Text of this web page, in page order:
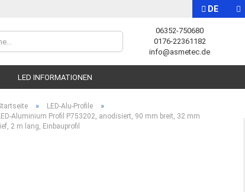
DE
Sprache auswählen
06352-750680
0176-22361182
info@asmetec.de
LED INFORMATIONEN
» LED-Alu-Profile »
Aluminium Profil P753202, anodisiert, 90 mm breit, 32 mm
2 m lang, Einbauprofil